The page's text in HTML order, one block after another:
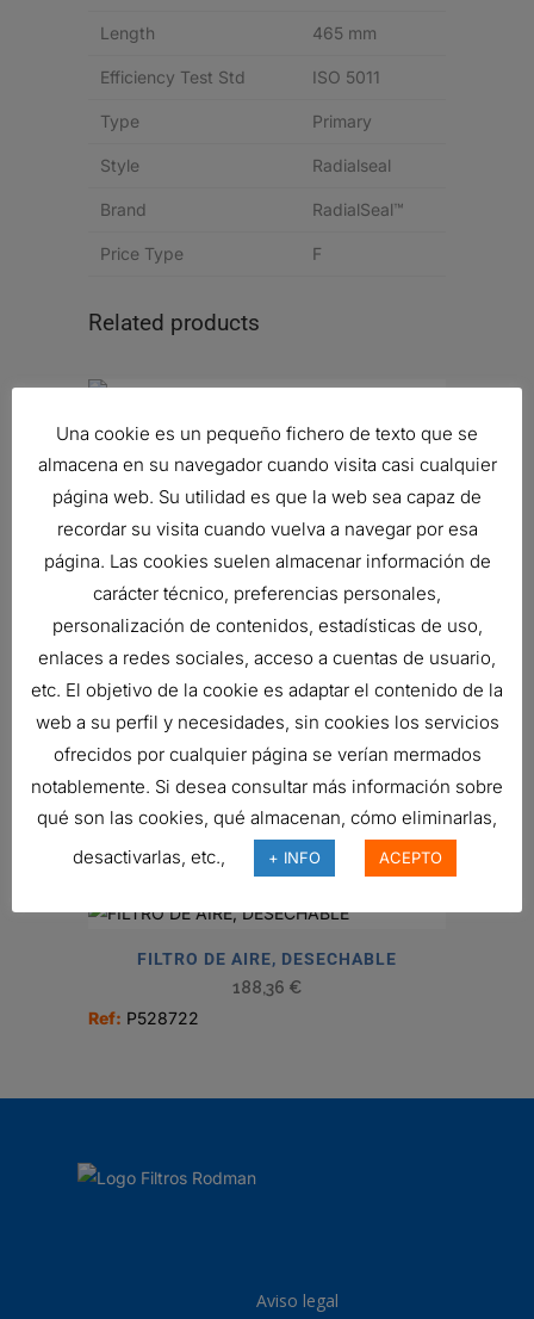
Length 465 mm
Efficiency Test Std ISO 5011
Type Primary
Style Radialseal
Brand RadialSeal™
Price Type F
Related products
FILTRO DE AIRE, FPG RADIALSEAL
98,92€
Ref:G090220
AIR FILTER, PRIMARY ROUND
66,05€
Ref: P956815
FILTRO DE AIRE, PRIMARIO
DURALITE
51,31€
Ref:B085001
FILTRO DE AIRE, DESECHABLE
188,36 €
Ref: P528722
Aviso legal
Una cookie es un pequeño fichero de texto que se
almacena en su navegador cuando visita casi cualquier
página web. Su utilidad es que la web sea capaz de
recordar su visita cuando vuelva a navegar por esa
página. Las cookies suelen almacenar información de
carácter técnico, preferencias personales,
personalización de contenidos, estadísticas de uso,
enlaces a redes sociales, acceso a cuentas de usuario,
etc. El objetivo de la cookie es adaptar el contenido de la
web a su perfil y necesidades, sin cookies los servicios
ofrecidos por cualquier página se verían mermados
notablemente. Si desea consultar más información sobre
qué son las cookies, qué almacenan, cómo eliminarlas,
desactivarlas, etc.,
+ INFO ACEPTO